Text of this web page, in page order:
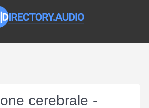
cerebrale -